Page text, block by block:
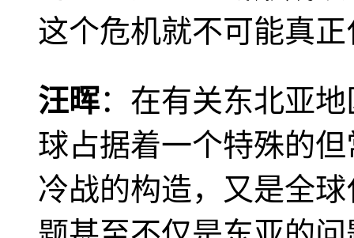
这个危机就不可能真
汪晖：在有关东北亚
球占据着一个特殊的
冷战的构造，又是全